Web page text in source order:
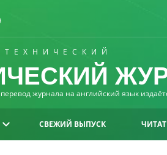
журнала на английский язык
СВЕЖИЙ ВЫПУСК